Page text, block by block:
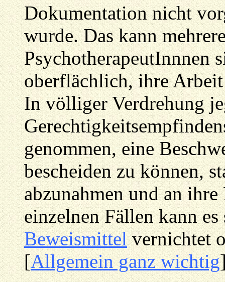
Dokumentation nicht
wurde. Das kann
PsychotherapeutInnnen
oberflächlich, ihre
In völliger Verdrehung
genommen, eine
bescheiden zu können,
abzunahmen und an
einzelnen Fällen kann
Beweismittelvernichtet
[Allgemein ganz wichtig